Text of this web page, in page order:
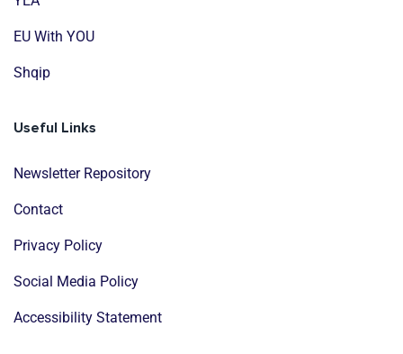
EU With YOU
Shqip
Useful Links
Newsletter Repository
Contact
Privacy Policy
Social Media Policy
Accessibility Statement